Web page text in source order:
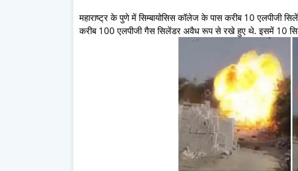
महाराष्ट्र के पुणे में सिम्बायोसिस कॉलेज के पास करीब 10 एलपीजी
करीब 100 एलपीजी गैस सिलेंडर अवैध रूप से रखे हुए थे. इसमें 10